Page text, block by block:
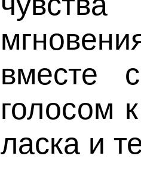
вместе
голосом
ласка и